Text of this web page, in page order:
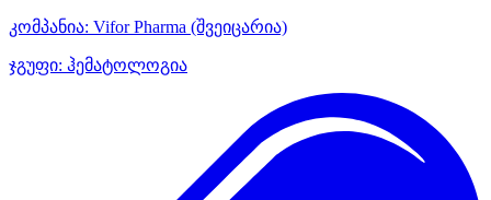
კომპანია: Vifor Pharma (შვეიცარია)
ჯგუფი: ჰემატოლოგია